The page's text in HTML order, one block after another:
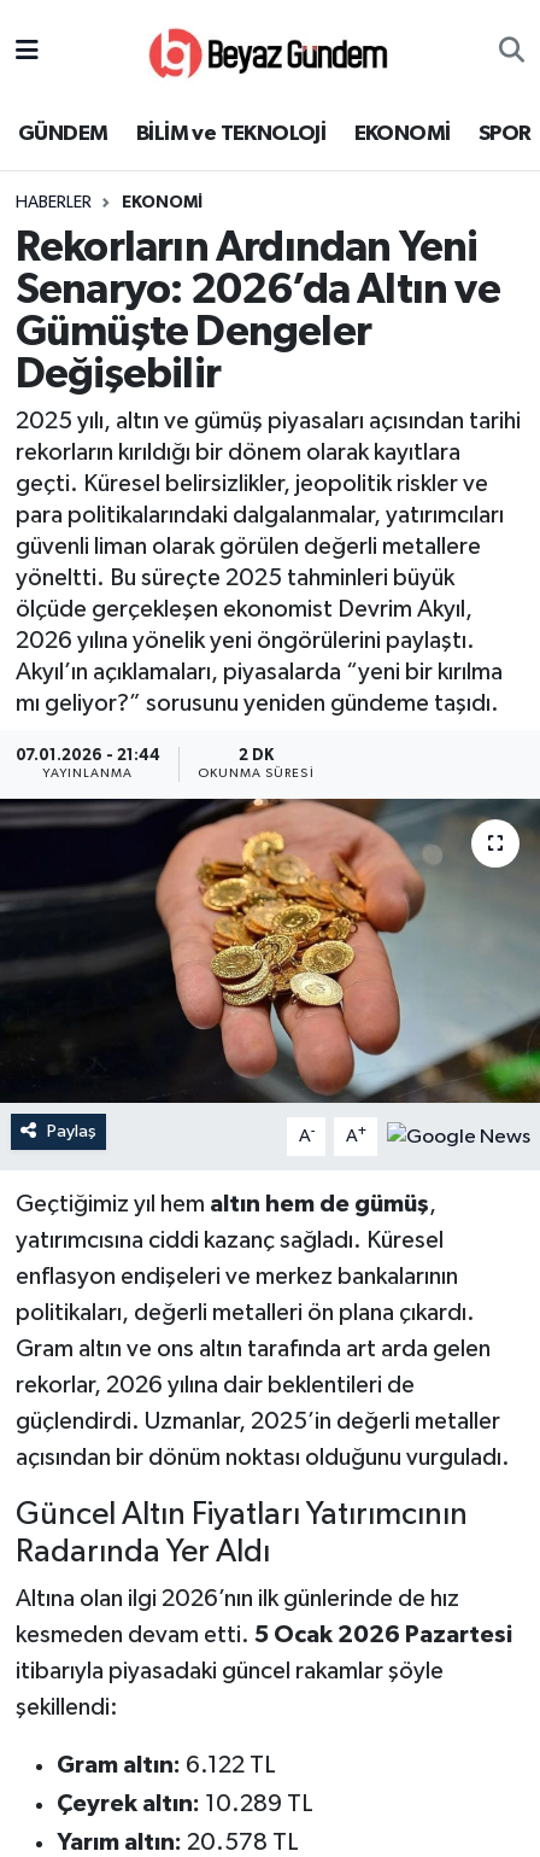
GÜNDEM BİLİM ve TEKNOLOJİ EKONOMİ SPOR
HABERLER EKONOMİ
Rekorların Ardından Yeni
Senaryo: 2026’da Altın ve
Gümüşte Dengeler
Değişebilir
2025 yılı, altın ve gümüş piyasaları açısından tarihi
rekorların kırıldığı bir dönem olarak kayıtlara
geçti. Küresel belirsizlikler, jeopolitik riskler ve
para politikalarındaki dalgalanmalar, yatırımcıları
güvenli liman olarak görülen değerli metallere
yöneltti. Bu süreçte 2025 tahminleri büyük
ölçüde gerçekleşen ekonomist Devrim Akyıl,
2026 yılına yönelik yeni öngörülerini paylaştı.
Akyıl’ın açıklamaları, piyasalarda “yeni bir kırılma
mı geliyor?” sorusunu yeniden gündeme taşıdı.
07.01.2026 - 21:44
YAYINLANMA
2 DK
OKUNMA SÜRESI
Paylaş A- A+
Geçtiğimiz yıl hem altın hem de gümüş,
yatırımcısına ciddi kazanç sağladı. Küresel
enflasyon endişeleri ve merkez bankalarının
politikaları, değerli metalleri ön plana çıkardı.
Gram altın ve ons altın tarafında art arda gelen
rekorlar, 2026 yılına dair beklentileri de
güçlendirdi. Uzmanlar, 2025’in değerli metaller
açısından bir dönüm noktası olduğunu vurguladı.
Güncel Altın Fiyatları Yatırımcının
Radarında Yer Aldı
Altına olan ilgi 2026’nın ilk günlerinde de hız
kesmeden devam etti. 5 Ocak 2026 Pazartesi
itibarıyla piyasadaki güncel rakamlar şöyle
şekillendi:
Gram altın: 6.122 TL
Çeyrek altın: 10.289 TL
Yarım altın: 20.578 TL
EKONOMİ
SAĞLIK
EĞİTİM
KÜLTÜR SANAT
MAGAZİN
YEREL
Süper Lig Puan Durumu ve Fikstür
Tüm Manşetler
Son Dakika Haberleri
Haber Arşivi